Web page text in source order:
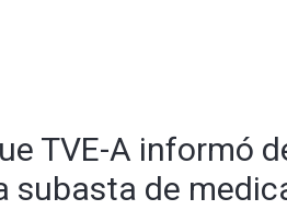
TVE-A informó
subasta de